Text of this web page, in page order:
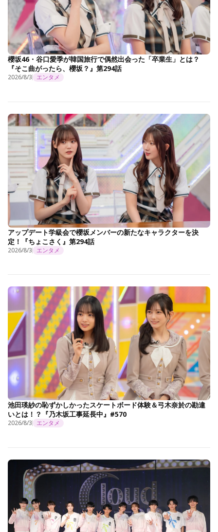
櫻坂46・谷口愛季が韓国旅行で偶然出会った「卒業生」とは？
『そこ曲がったら、櫻坂？』第294話
2026/8/3 エンタメ
アップデート学級会で櫻坂メンバーの新たなキャラクターを決
定！『ちょこさく』第294話
2026/8/3 エンタメ
池田瑛紗の恥ずかしかったスケートボード体験＆弓木奈於の勘違
いとは！？『乃木坂工事延長中』#570
2026/8/3 エンタメ